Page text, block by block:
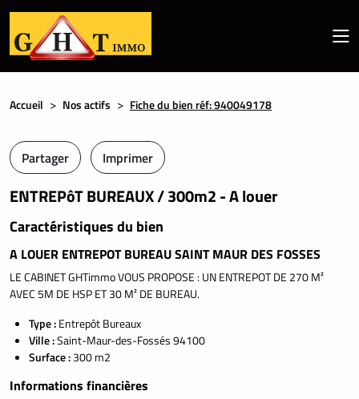
Accueil Nos actifs Fiche du bien réf: 940049178
ENTREPôT BUREAUX / 300m2 - A louer
Caractéristiques du bien
Partager Imprimer
A LOUER ENTREPOT BUREAU SAINT MAUR DES FOSSES
LE CABINET GHTimmo VOUS PROPOSE : UN ENTREPOT DE 270 M²
AVEC 5M DE HSP ET 30 M² DE BUREAU.
Type :Entrepôt Bureaux
Ville :Saint-Maur-des-Fossés 94100
Surface :300 m2
Informations financières